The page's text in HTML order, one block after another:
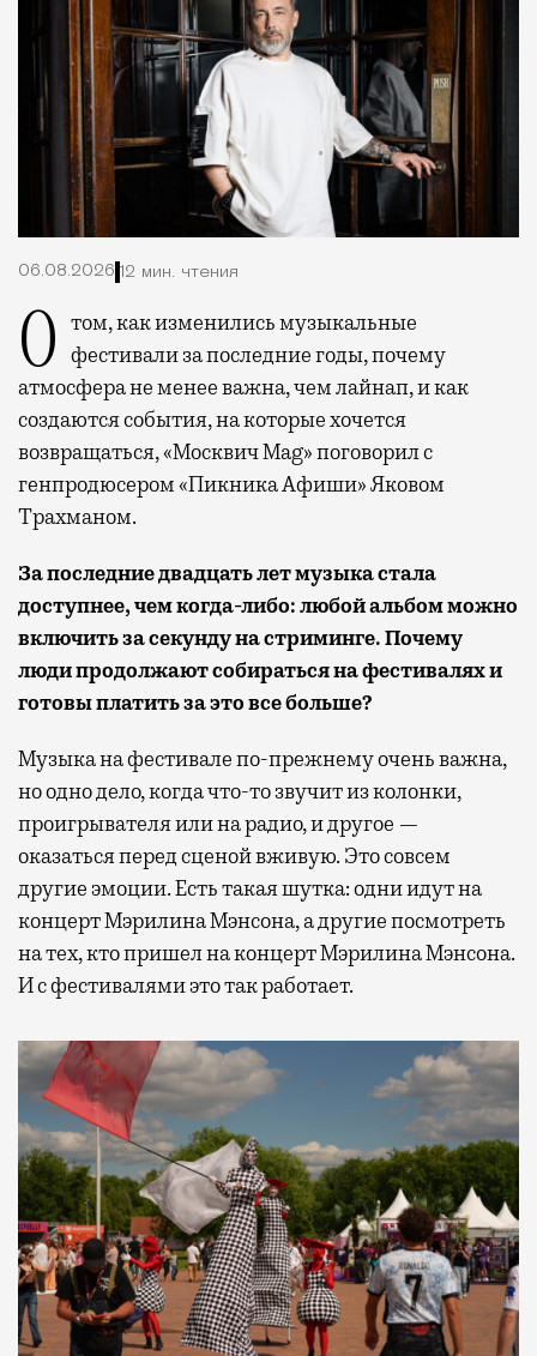
06.08.2026 12 мин. чтения
О том, как изменились музыкальные фестивали за последние годы, почему
атмосфера не менее важна, чем лайнап, и как
создаются события, на которые хочется
возвращаться, «Москвич Mag» поговорил с
генпродюсером «Пикника Афиши» Яковом
Трахманом.
За последние двадцать лет музыка стала
доступнее, чем когда-либо: любой альбом можно
включить за секунду на стриминге. Почему
люди продолжают собираться на фестивалях и
готовы платить за это все больше?
Музыка на фестивале по-прежнему очень важна,
но одно дело, когда что-то звучит из колонки,
проигрывателя или на радио, и другое —
оказаться перед сценой вживую. Это совсем
другие эмоции. Есть такая шутка: одни идут на
концерт Мэрилина Мэнсона, а другие посмотреть
на тех, кто пришел на концерт Мэрилина Мэнсона.
И с фестивалями это так работает.